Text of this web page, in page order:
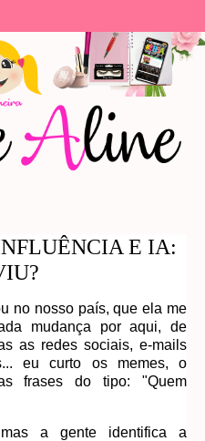
E IA:
no nosso país, que ela me
mudança por aqui, de
as redes sociais, e-mails
eu curto os memes, o
frases do tipo: "Quem
a gente identifica a